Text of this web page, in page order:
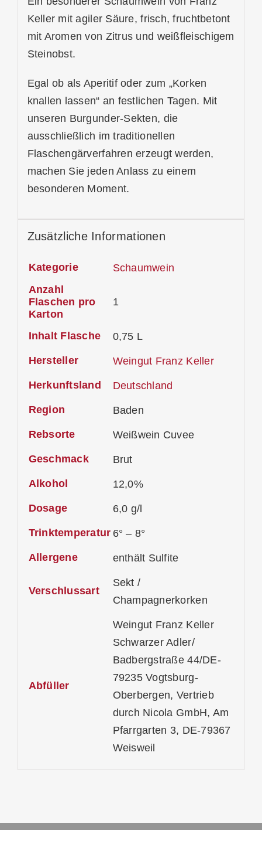
Keller mit agiler Säure, frisch, fruchtbetont
mit Aromen von Zitrus und weißfleischigem
Steinobst.
Egal ob als Aperitif oder zum „Korken
knallen lassen“ an festlichen Tagen. Mit
unseren Burgunder-Sekten, die
ausschließlich im traditionellen
Flaschengärverfahren erzeugt werden,
machen Sie jeden Anlass zu einem
besonderen Moment.
Zusätzliche Informationen
Kategorie
Schaumwein
Anzahl
Flaschen pro
Karton
1
Inhalt Flasche 0,75 L
Hersteller Weingut Franz Keller
Herkunftsland Deutschland
Region Baden
Rebsorte Weißwein Cuvee
Geschmack Brut
Alkohol 12,0%
Dosage 6,0 g/l
Trinktemperatur 6° – 8°
Allergene enthält Sulfite
Verschlussart
Sekt /
Champagnerkorken
Abfüller
Weingut Franz Keller
Schwarzer Adler/
Badbergstraße 44/DE-
79235 Vogtsburg-
Oberbergen, Vertrieb
durch Nicola GmbH, Am
Pfarrgarten 3, DE-79367
Weisweil